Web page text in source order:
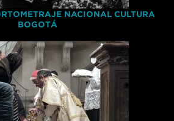
NACIONAL CULTURA
BOGOTÁ